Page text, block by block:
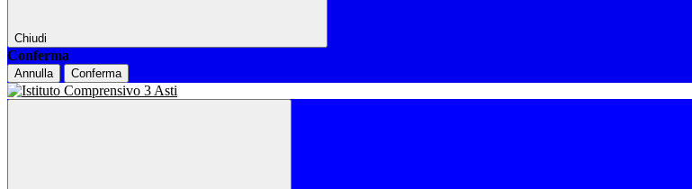
Chiudi
Conferma
Annulla Conferma